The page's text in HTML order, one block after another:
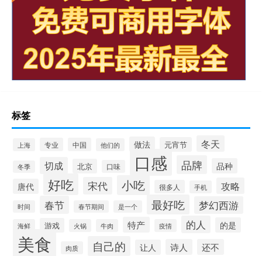
标签
上海 专业 中国 他们的 做法 元宵节 冬天
冬季 切成 北京 口味 口感 品牌
品种
唐代
好吃 宋代 小吃 很多人 手机 攻略
时间 春节 春节期间 是一个 最好吃 梦幻西游
海鲜 游戏 火锅 牛肉 特产 疫情 的人 的是
美食 肉质 自己的 让人 诗人 还不